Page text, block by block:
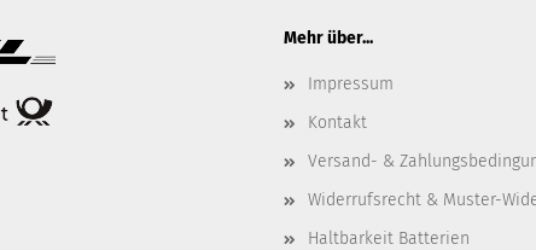
Mehr über...
Impressum
Kontakt
Versand- &
Widerrufsrecht & Muster-
Haltbarkeit Batterien